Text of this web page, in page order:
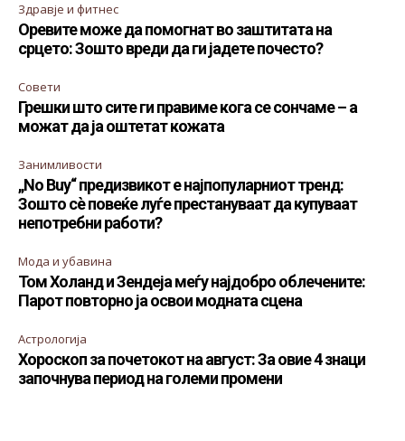
Здравје и фитнес
Оревите може да помогнат во заштитата на
срцето: Зошто вреди да ги јадете почесто?
Совети
Грешки што сите ги правиме кога се сончаме – а
можат да ја оштетат кожата
Занимливости
„No Buy“ предизвикот е најпопуларниот тренд:
Зошто сè повеќе луѓе престануваат да купуваат
непотребни работи?
Мода и убавина
Том Холанд и Зендеја меѓу најдобро облечените:
Парот повторно ја освои модната сцена
Астрологија
Хороскоп за почетокот на август: За овие 4 знаци
започнува период на големи промени